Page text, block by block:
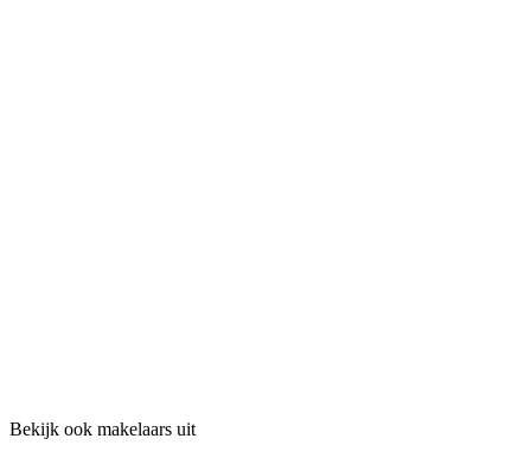
Bekijk ook makelaars uit